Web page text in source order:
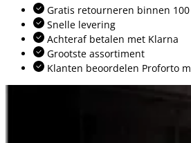
Gratis retourneren binnen
Snelle levering
Achteraf betalen met Klarna
Grootste assortiment
Klanten beoordelen Proforto